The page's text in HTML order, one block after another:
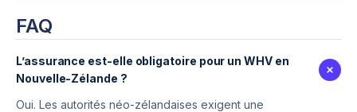
FAQ
L’assurance est-elle obligatoire pour un WHV en
Nouvelle-Zélande ?
Oui. Les autorités néo-zélandaises exigent une